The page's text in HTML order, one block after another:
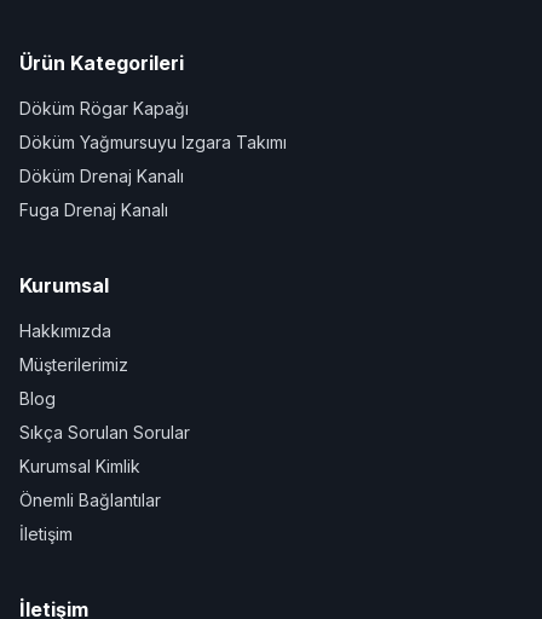
Ürün Kategorileri
Döküm Rögar Kapağı
Döküm Yağmursuyu Izgara Takımı
Döküm Drenaj Kanalı
Fuga Drenaj Kanalı
Kurumsal
Hakkımızda
Müşterilerimiz
Blog
Sıkça Sorulan Sorular
Kurumsal Kimlik
Önemli Bağlantılar
İletişim
İletişim